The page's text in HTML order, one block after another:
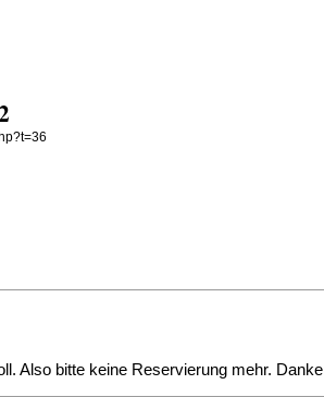
Also bitte keine Reservierung mehr. Danke